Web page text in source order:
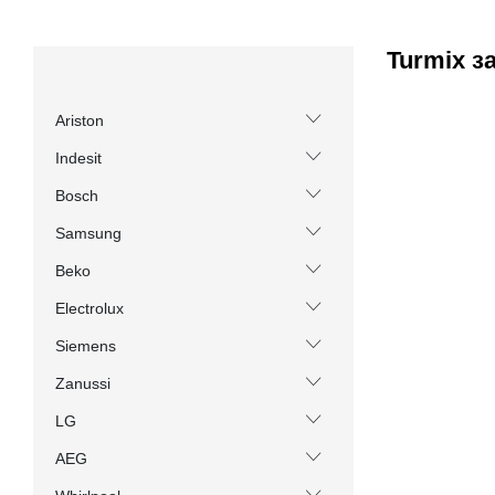
Ariston
Indesit
Bosch
Samsung
Beko
Electrolux
Siemens
Zanussi
LG
AEG
Turmix